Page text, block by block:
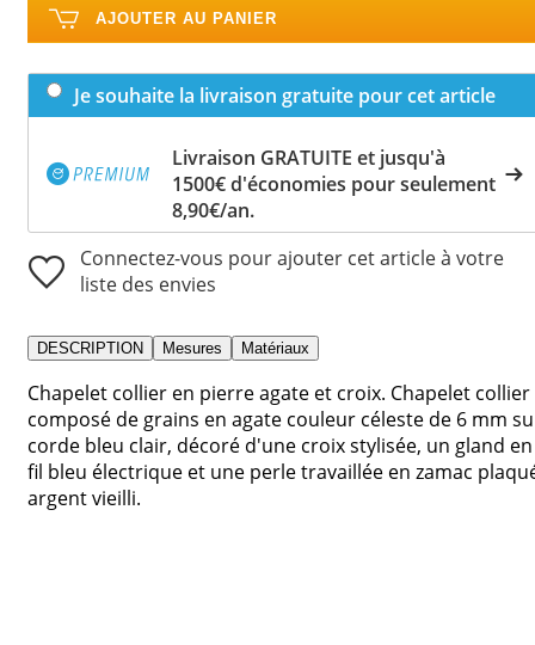
AJOUTER AU PANIER
Je souhaite la livraison gratuite pour cet article
Livraison GRATUITE et jusqu'à
1500€ d'économies pour seulement
8,90€/an.
Connectez-vous pour ajouter cet article à votre
liste des envies
DESCRIPTION Mesures Matériaux
Chapelet collier en pierre agate et croix. Chapelet collier
composé de grains en agate couleur céleste de 6 mm
corde bleu clair, décoré d'une croix stylisée, un gland en
fil bleu électrique et une perle travaillée en zamac
argent vieilli.